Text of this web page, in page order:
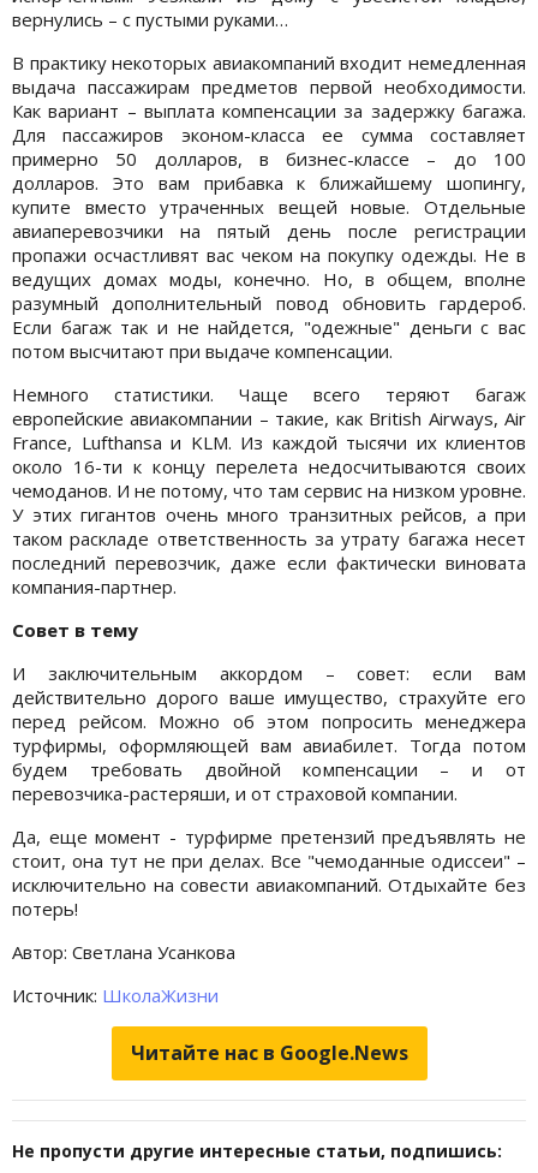
вернулись – с пустыми руками…
В практику некоторых авиакомпаний входит немедленная
выдача пассажирам предметов первой необходимости.
Как вариант – выплата компенсации за задержку багажа.
Для пассажиров эконом-класса ее сумма составляет
примерно 50 долларов, в бизнес-классе – до 100
долларов. Это вам прибавка к ближайшему шопингу,
купите вместо утраченных вещей новые. Отдельные
авиаперевозчики на пятый день после регистрации
пропажи осчастливят вас чеком на покупку одежды. Не в
ведущих домах моды, конечно. Но, в общем, вполне
разумный дополнительный повод обновить гардероб.
Если багаж так и не найдется, "одежные" деньги с вас
потом высчитают при выдаче компенсации.
Немного статистики. Чаще всего теряют багаж
европейские авиакомпании – такие, как British Airways, Air
France, Lufthansa и KLM. Из каждой тысячи их клиентов
около 16-ти к концу перелета недосчитываются своих
чемоданов. И не потому, что там сервис на низком уровне.
У этих гигантов очень много транзитных рейсов, а при
таком раскладе ответственность за утрату багажа несет
последний перевозчик, даже если фактически виновата
компания-партнер.
Совет в тему
И заключительным аккордом – совет: если вам
действительно дорого ваше имущество, страхуйте его
перед рейсом. Можно об этом попросить менеджера
турфирмы, оформляющей вам авиабилет. Тогда потом
будем требовать двойной компенсации – и от
перевозчика-растеряши, и от страховой компании.
Да, еще момент - турфирме претензий предъявлять не
стоит, она тут не при делах. Все "чемоданные одиссеи" –
исключительно на совести авиакомпаний. Отдыхайте без
потерь!
Автор: Светлана Усанкова
Источник: ШколаЖизни
Читайте нас в Google.News
Не пропусти другие интересные статьи, подпишись: